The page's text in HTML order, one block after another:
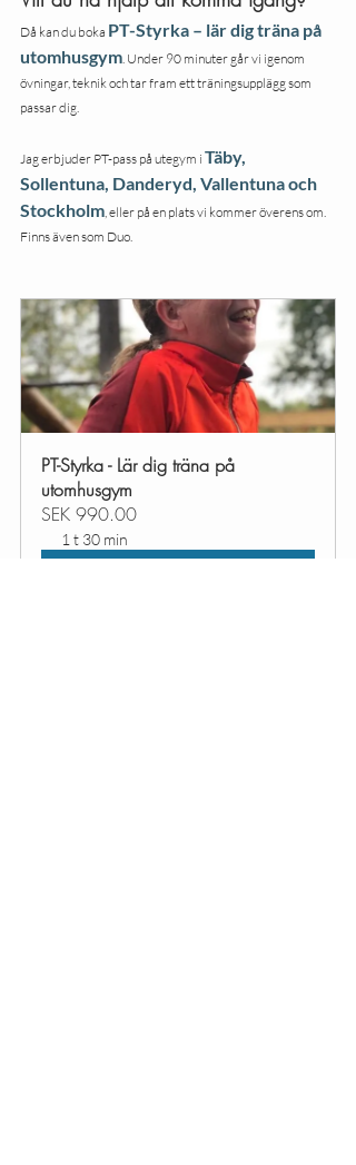
Då kan du boka PT-Styrka – lär dig träna på
utomhusgym . Under 90 minuter går vi igenom
övningar, teknik och tar fram ett träningsupplägg som
passar dig.
Jag erbjuder PT-pass på utegym i Täby,
Sollentuna, Danderyd, Vallentuna och
Stockholm , eller på en plats vi kommer överens om.
Finns även som Duo.
PT-Styrka - Lär dig träna på
utomhusgym
SEK 990.00
1 t 30 min